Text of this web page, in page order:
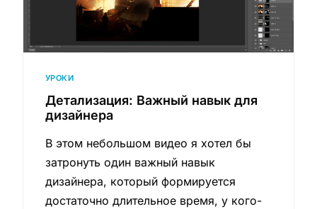
УРОКИ
Детализация: Важный навык для
дизайнера
В этом небольшом видео я хотел бы
затронуть один важный навык
дизайнера, который формируется
достаточно длительное время, у кого-